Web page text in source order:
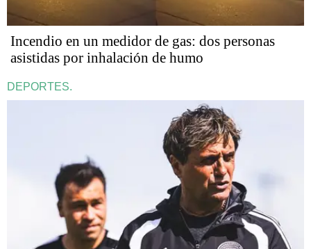
Incendio en un medidor de gas: dos personas
asistidas por inhalación de humo
DEPORTES.